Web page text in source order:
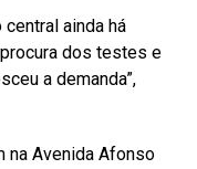
ainda há
dos testes e
a demanda”,
na Avenida Afonso